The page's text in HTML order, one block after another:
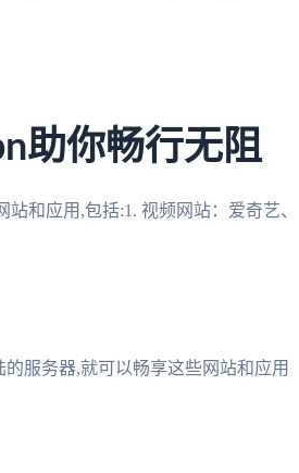
助你畅行无阻
和应用,包括:1. 视频网站：爱奇艺、
服务器,就可以畅享这些网站和应用